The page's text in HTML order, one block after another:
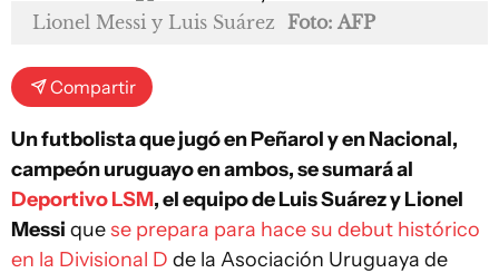
Lionel Messi y Luis Suárez Foto: AFP
Compartir
Un futbolista que jugó en Peñarol y en Nacional,
campeón uruguayo en ambos, se sumará al
Deportivo LSM, el equipo de Luis Suárez y Lionel
Messi quese prepara para hace su debut histórico
en la Divisional D de la Asociación Uruguaya de